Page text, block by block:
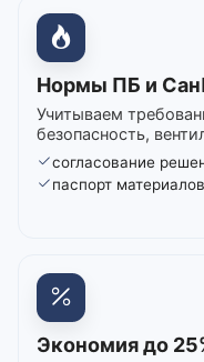
Нормы ПБ и
Учитываем
безопасность,
согласование
паспорт материалов
Экономия до